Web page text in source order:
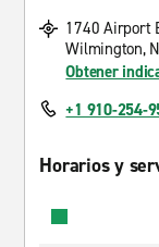
1740 Airport
Wilmington,
Obtener
+1 910-254-
Horarios y